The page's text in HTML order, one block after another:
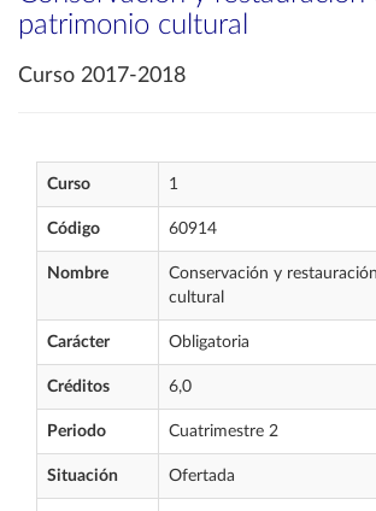
patrimonio cultural
Curso 2017-2018
Curso 1
Código 60914
Nombre
Conservación y
cultural
Carácter Obligatoria
Créditos 6,0
Periodo Cuatrimestre 2
Situación Ofertada